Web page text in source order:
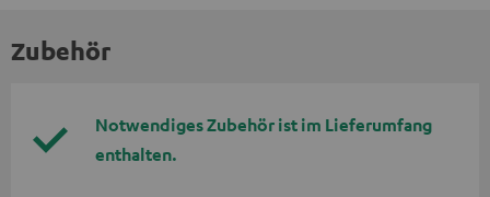
Zubehör
Notwendiges Zubehör ist im Lieferumfang
enthalten.